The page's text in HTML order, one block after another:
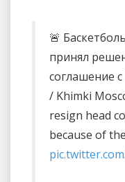
🚨
принял
соглашение
/ Khimki
resign head
because of